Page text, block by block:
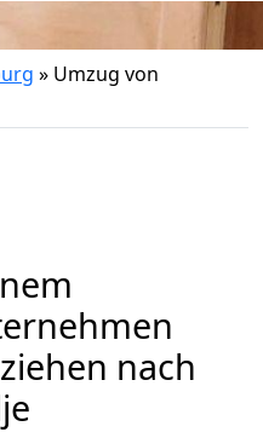
» Umzug von
nach